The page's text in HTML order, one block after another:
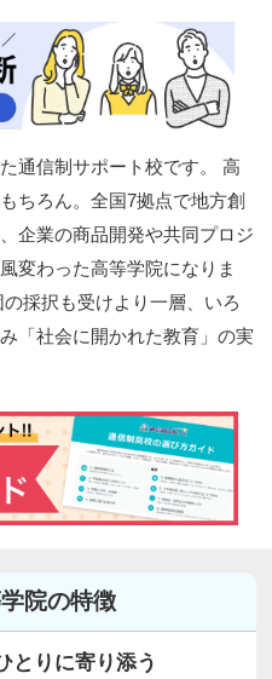
通信制サポート校です。 高
ちろん。全国7拠点で地方創
企業の商品開発や共同プロジ
変わった高等学院になりま
採択も受けより一層、いろ
「社会に開かれた教育」の実
院の特徴
とりに寄り添う